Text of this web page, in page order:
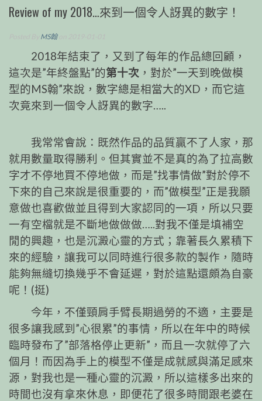
Review of my 2018…來到一個令人訝異的數字！
MS翰on 2019-01-01
2018年結束了，又到了每年的作品總回顧，
這次是”年終盤點”的第十次 ，對於”一天到晚做模
型的MS翰”來說，數字總是相當大的XD，而它這
次竟來到一個令人訝異的數字…..
我常常會說：既然作品的品質贏不了人家，那
就用數量取得勝利。但其實並不是真的為了拉高數
字才不停地買不停地做，而是”找事情做”對於停不
下來的自己來說是很重要的，而”做模型”正是我願
意做也喜歡做並且得到大家認同的一項，所以只要
一有空檔就是不斷地做做做…..對我不僅是填補空
閒的興趣，也是沉澱心靈的方式；靠著長久累積下
來的經驗，讓我可以同時進行很多款的製作，隨時
能夠無縫切換幾乎不會延遲，對於這點還頗為自豪
呢！(挺)
今年，不僅頸肩手臂長期過勞的不適，主要是
很多讓我感到”心很累”的事情，所以在年中的時候
臨時發布了”部落格停止更新”，而且一次就停了六
個月！而因為手上的模型不僅是成就感與滿足感來
源，對我也是一種心靈的沉澱，所以這樣多出來的
時間也沒有拿來休息，即便花了很多時間跟老婆在